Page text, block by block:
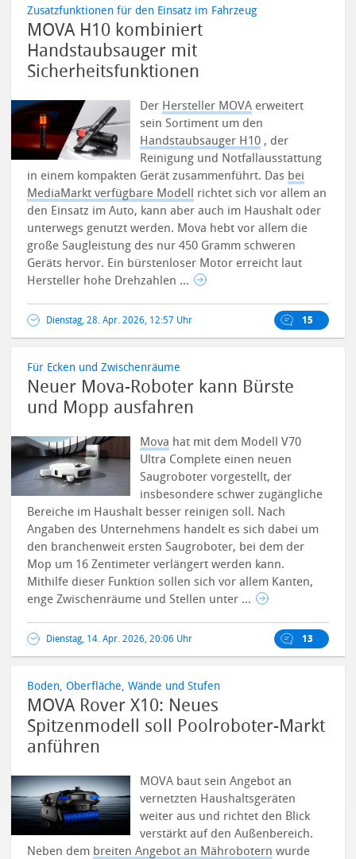
Zusatzfunktionen für den Einsatz im Fahrzeug
MOVA H10 kombiniert
Handstaubsauger mit
Sicherheitsfunktionen
Der Hersteller MOVA erweitert
sein Sortiment um den
Handstaubsauger H10 , der
Reinigung und Notfallausstattung
in einem kompakten Gerät zusammenführt. Das bei
MediaMarkt verfügbare Modell richtet sich vor allem an
den Einsatz im Auto, kann aber auch im Haushalt oder
unterwegs genutzt werden. Mova hebt vor allem die
große Saugleistung des nur 450 Gramm schweren
Geräts hervor. Ein bürstenloser Motor erreicht laut
Hersteller hohe Drehzahlen ...
Dienstag, 28. Apr. 2026, 12:57 Uhr 15
Für Ecken und Zwischenräume
Neuer Mova-Roboter kann Bürste
und Mopp ausfahren
Mova hat mit dem Modell V70
Ultra Complete einen neuen
Saugroboter vorgestellt, der
insbesondere schwer zugängliche
Bereiche im Haushalt besser reinigen soll. Nach
Angaben des Unternehmens handelt es sich dabei um
den branchenweit ersten Saugroboter, bei dem der
Mop um 16 Zentimeter verlängert werden kann.
Mithilfe dieser Funktion sollen sich vor allem Kanten,
enge Zwischenräume und Stellen unter ...
Dienstag, 14. Apr. 2026, 20:06 Uhr 13
Boden, Oberfläche, Wände und Stufen
MOVA Rover X10: Neues
Spitzenmodell soll Poolroboter-Markt
anführen
MOVA baut sein Angebot an
vernetzten Haushaltsgeräten
weiter aus und richtet den Blick
verstärkt auf den Außenbereich.
Neben dem breiten Angebot an Mährobotern wurde